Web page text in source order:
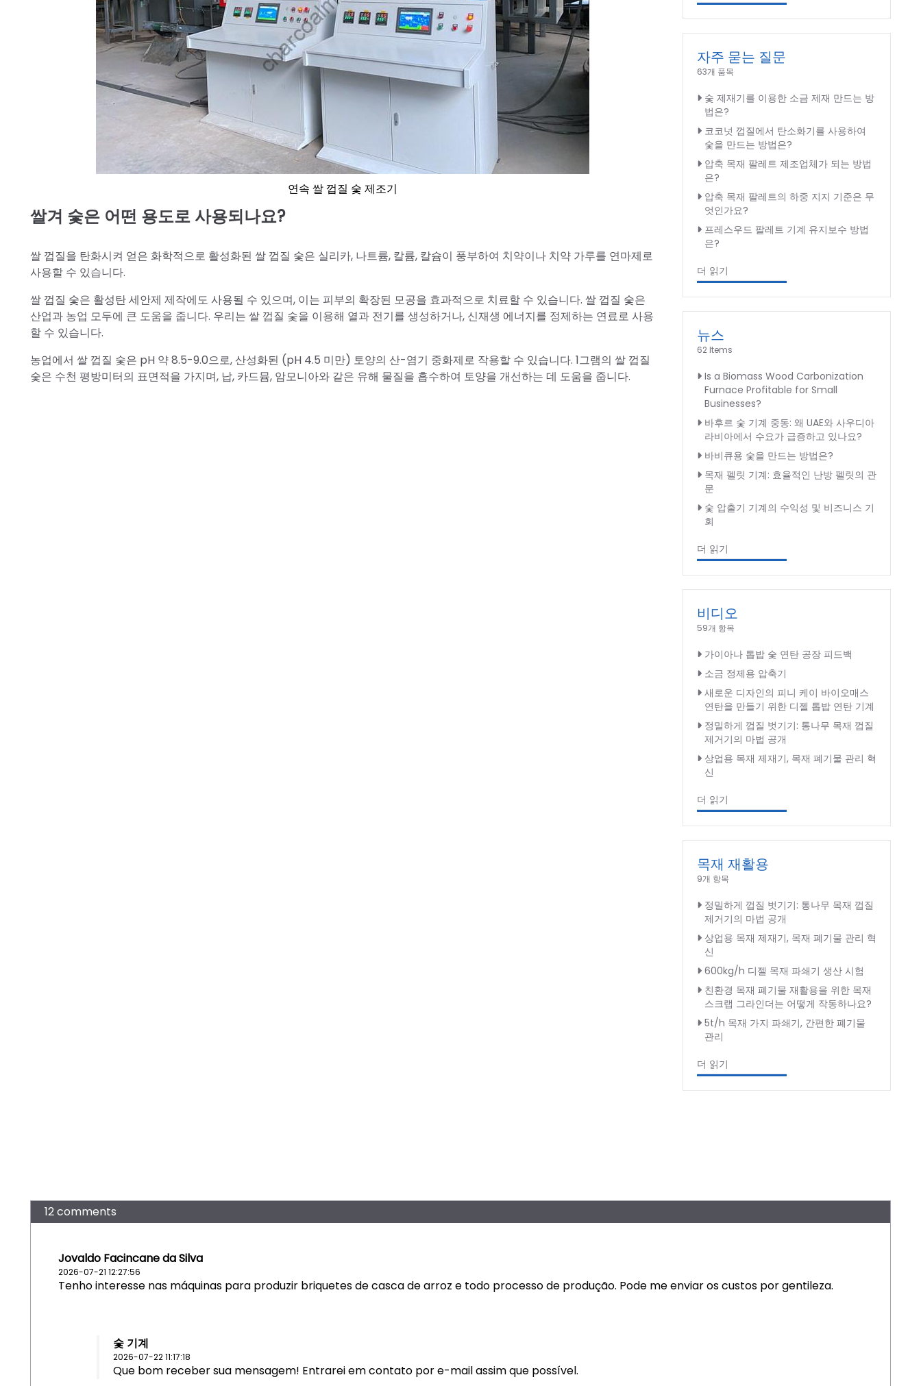
연속 쌀 껍질 숯 제조기
쌀겨 숯은 어떤 용도로 사용되나요?
쌀 껍질을 탄화시켜 얻은 화학적으로 활성화된 쌀 껍질 숯은 실리카, 나트륨, 칼륨, 칼슘이 풍부하여 치약이나 치약 가루를 연마제로
사용할 수 있습니다.
쌀 껍질 숯은 활성탄 세안제 제작에도 사용될 수 있으며, 이는 피부의 확장된 모공을 효과적으로 치료할 수 있습니다. 쌀 껍질 숯은
산업과 농업 모두에 큰 도움을 줍니다. 우리는 쌀 껍질 숯을 이용해 열과 전기를 생성하거나, 신재생 에너지를 정제하는 연료로 사용
할 수 있습니다.
농업에서 쌀 껍질 숯은 pH 약 8.5-9.0으로, 산성화된 (pH 4.5 미만) 토양의 산-염기 중화제로 작용할 수 있습니다. 1그램의 쌀 껍질
숯은 수천 평방미터의 표면적을 가지며, 납, 카드뮴, 암모니아와 같은 유해 물질을 흡수하여 토양을 개선하는 데 도움을 줍니다.
자주 묻는 질문
63개 품목
숯 제재기를 이용한 소금 제재 만드는 방
법은?
코코넛 껍질에서 탄소화기를 사용하여
숯을 만드는 방법은?
압축 목재 팔레트 제조업체가 되는 방법
은?
압축 목재 팔레트의 하중 지지 기준은 무
엇인가요?
프레스우드 팔레트 기계 유지보수 방법
은?
더 읽기
뉴스
62 Items
Is a Biomass Wood Carbonization
Furnace Profitable for Small
Businesses?
바후르 숯 기계 중동: 왜 UAE와 사우디아
라비아에서 수요가 급증하고 있나요?
바비큐용 숯을 만드는 방법은?
목재 펠릿 기계: 효율적인 난방 펠릿의 관
문
숯 압출기 기계의 수익성 및 비즈니스 기
회
더 읽기
비디오
59개 항목
가이아나 톱밥 숯 연탄 공장 피드백
소금 정제용 압축기
새로운 디자인의 피니 케이 바이오매스
연탄을 만들기 위한 디젤 톱밥 연탄 기계
정밀하게 껍질 벗기기: 통나무 목재 껍질
제거기의 마법 공개
상업용 목재 제재기, 목재 폐기물 관리 혁
신
더 읽기
목재 재활용
9개 항목
정밀하게 껍질 벗기기: 통나무 목재 껍질
제거기의 마법 공개
상업용 목재 제재기, 목재 폐기물 관리 혁
신
600kg/h 디젤 목재 파쇄기 생산 시험
친환경 목재 폐기물 재활용을 위한 목재
스크랩 그라인더는 어떻게 작동하나요?
5t/h 목재 가지 파쇄기, 간편한 폐기물
관리
더 읽기
12 comments
Jovaldo Facincane da Silva
2026-07-21 12:27:56
Tenho interesse nas máquinas para produzir briquetes de casca de arroz e todo processo de produção. Pode me enviar os custos por gentileza.
숯 기계
2026-07-22 11:17:18
Que bom receber sua mensagem! Entrarei em contato por e-mail assim que possível.